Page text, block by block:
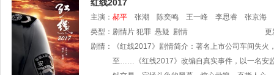
红线2017
主演： 郝平 张潮 陈奕鸣 王一峰 李思睿
张京海
类型： 剧情片 犯罪 悬疑 剧情
更
剧情：
《红线2017》剧情简介：著名上市公司车间失
至……《红线2017》改编自真实事件，以一名安